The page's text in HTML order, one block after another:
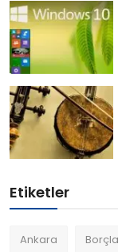
Etiketler
Ankara